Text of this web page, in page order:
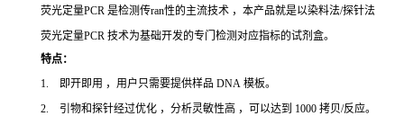
荧光定量PCR 是检测传ran性的主流技术 ，本产品就是以染料法/探针法
荧光定量PCR 技术为基础开发的专门检测对应指标的试剂盒。
特点：
1. 即开即用 ，用户只需要提供样品 DNA 模板。
2. 引物和探针经过优化 ，分析灵敏性高 ，可以达到 1000 拷贝/反应。